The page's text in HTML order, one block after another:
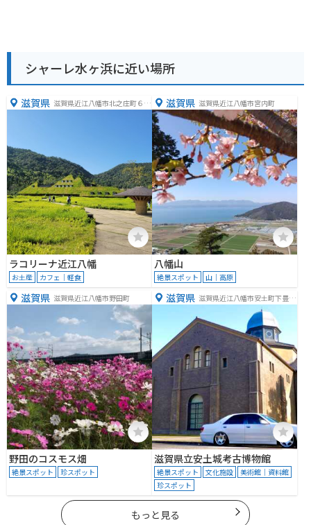
シャーレ水ヶ浜に近い場所
滋賀県 滋賀県近江八幡市北之庄町６１
ラコリーナ近江八幡
お土産 カフェ｜軽食
滋賀県 滋賀県近江八幡市宮内町
八幡山
絶景スポット 山｜高原
滋賀県 滋賀県近江八幡市野田町
野田のコスモス畑
絶景スポット 珍スポット
滋賀県 滋賀県近江八幡市安土町下豊浦
滋賀県立安土城考古博物館
絶景スポット 文化施設
美術館｜資料館
珍スポット
もっと見る